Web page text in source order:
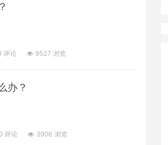
评论 9527 浏览
办？
评论 3906 浏览